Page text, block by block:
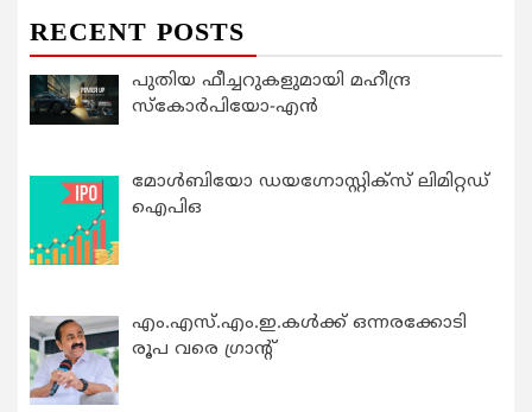
RECENT POSTS
പുതിയ ഫീച്ചറുകളുമായി മഹീന്ദ്ര
സ്കോർപിയോ-എൻ
മോൾബിയോ ഡയഗ്നോസ്റ്റിക്സ് ലിമിറ്റഡ്
ഐപിഒ
എം.എസ്.എം.ഇ.കൾക്ക് ഒന്നരക്കോടി
രൂപ വരെ ഗ്രാന്റ്